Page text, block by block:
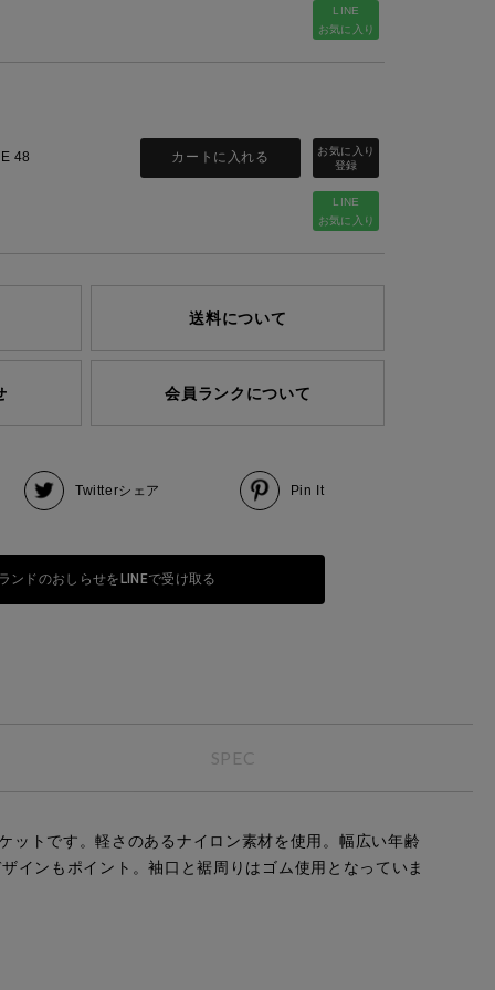
LINE
お気に入り
48
LINE
お気に入り
カートに入れる
送料について
会員ランクについて
Twitterシェア Pin It
ンドのおしらせをLINEで受け取る
SPEC
トです。軽さのあるナイロン素材を使用。幅広い年齢
インもポイント。袖口と裾周りはゴム使用となっていま